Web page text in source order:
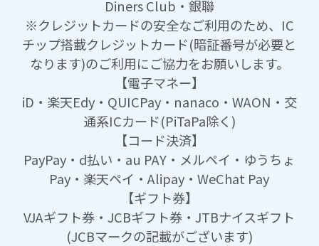
Diners Club・銀聯
※クレジットカードの安全なご利用のため、IC
チップ搭載クレジットカード(暗証番号が必要と
なります)のご利用にご協力をお願いします。
【電子マネー】
iD・楽天Edy・QUICPay・nanaco・WAON・交
通系ICカード(PiTaPa除く)
【コード決済】
PayPay・d払い・au PAY・メルペイ・ゆうちょ
Pay・楽天ペイ・Alipay・WeChat Pay
【ギフト券】
VJAギフト券・JCBギフト券・JTBナイスギフト
(JCBマークの記載がございます)